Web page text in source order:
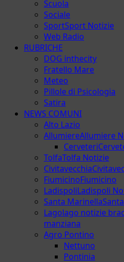
Scuola
Sociale
SportSport Notizie
Web Radio
RUBRICHE
DOG inthecity
Fratello Mare
Meteo
Pillole di Psicologia
Satira
NEWS COMUNI
Alto Lazio
AllumiereAllumiere
Cerveteri
TolfaTolfa Notizie
Civitavecchia
FiumicinoFiumicino
LadispoliLadispoli
Santa Marinella
Lagolago notizie
manziana
Agro Pontino
Nettuno
Pontinia